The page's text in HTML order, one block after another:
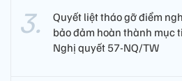
Quyết liệt tháo gỡ điểm
bảo đảm hoàn thành mục
Nghị quyết 57-NQ/TW